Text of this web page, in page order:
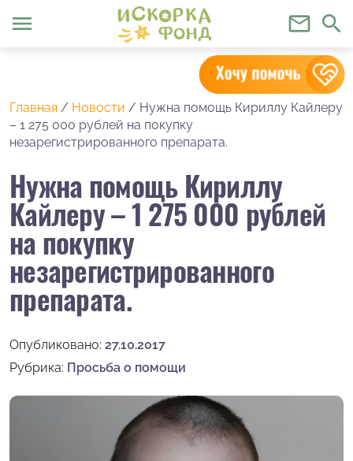
menu mail_outline search
Главная / Новости / Нужна помощь Кириллу Кайлеру
– 1 275 000 рублей на покупку
незарегистрированного препарата.
Нужна помощь Кириллу
Кайлеру – 1 275 000 рублей
на покупку
незарегистрированного
препарата.
Опубликовано: 27.10.2017
Рубрика: Просьба о помощи